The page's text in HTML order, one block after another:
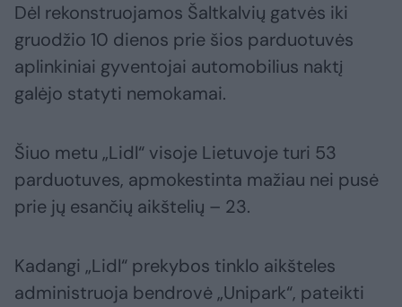
Dėl rekonstruojamos Šaltkalvių gatvės iki
gruodžio 10 dienos prie šios parduotuvės
aplinkiniai gyventojai automobilius naktį
galėjo statyti nemokamai.
Šiuo metu „Lidl“ visoje Lietuvoje turi 53
parduotuves, apmokestinta mažiau nei pusė
prie jų esančių aikštelių – 23.
Kadangi „Lidl“ prekybos tinklo aikšteles
administruoja bendrovė „Unipark“, pateikti